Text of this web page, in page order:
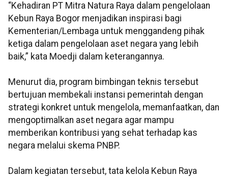
“Kehadiran PT Mitra Natura Raya dalam pengelolaan
Kebun Raya Bogor menjadikan inspirasi bagi
Kementerian/Lembaga untuk menggandeng pihak
ketiga dalam pengelolaan aset negara yang lebih
baik,” kata Moedji dalam keterangannya.
Menurut dia, program bimbingan teknis tersebut
bertujuan membekali instansi pemerintah dengan
strategi konkret untuk mengelola, memanfaatkan, dan
mengoptimalkan aset negara agar mampu
memberikan kontribusi yang sehat terhadap kas
negara melalui skema PNBP.
Dalam kegiatan tersebut, tata kelola Kebun Raya